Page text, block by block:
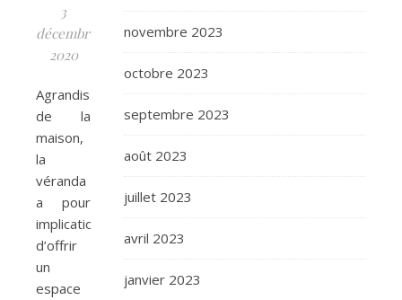
3
décembre
2020
Agrandissement
de la
maison,
la
véranda
a pour
implication
d’offrir
un
espace
novembre 2023
octobre 2023
septembre 2023
août 2023
juillet 2023
avril 2023
janvier 2023